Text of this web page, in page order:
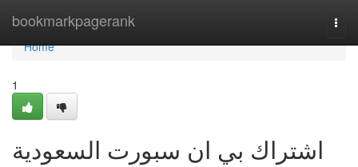
bookmarkpagerank
Home
Home
1
اشتراك بي ان سبورت السعودية